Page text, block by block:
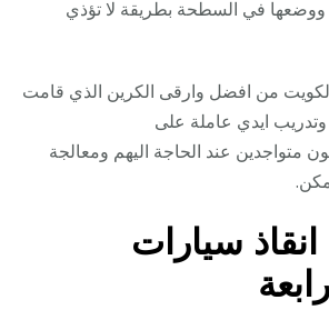
ووضعها في السطحة بطريقة لا تؤذي
من افضل وارقى الكرين الذي قامت
وتدريب ايدي عاملة على
متواجدين عند الحاجة اليهم ومعالجة
سيارات